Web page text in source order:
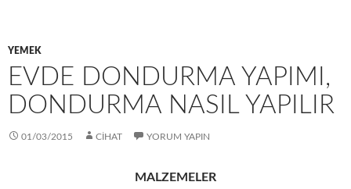
YEMEK
EVDE DONDURMA YAPIMI,
DONDURMA NASIL YAPILIR
01/03/2015 CIHAT YORUM YAPIN
MALZEMELER